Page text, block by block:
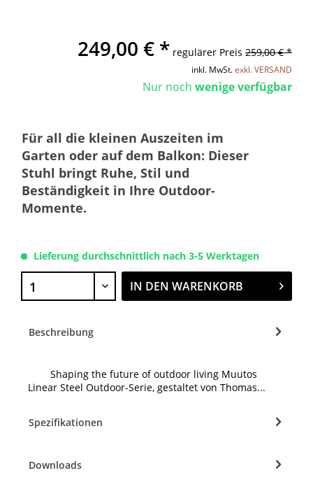
249,00 € * regulärer Preis 259,00 € *
inkl. MwSt.exkl. VERSAND
Nur noch wenige verfügbar
Für all die kleinen Auszeiten im
Garten oder auf dem Balkon: Dieser
Stuhl bringt Ruhe, Stil und
Beständigkeit in Ihre Outdoor-
Momente.
Lieferung durchschnittlich nach 3-5 Werktagen
IN DEN WARENKORB
Beschreibung
Shaping the future of outdoor living Muutos
Linear Steel Outdoor-Serie, gestaltet von Thomas...
Spezifikationen
Downloads